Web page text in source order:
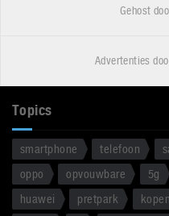
Gehost
Advertenties
Topics
smartphone telefoon
oppo
opvouwbare 5g
huawei
pretpark kopen